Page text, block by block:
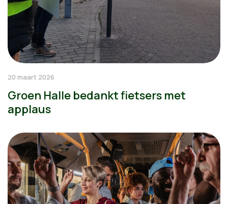
20 maart 2026
Groen Halle bedankt fietsers met
applaus